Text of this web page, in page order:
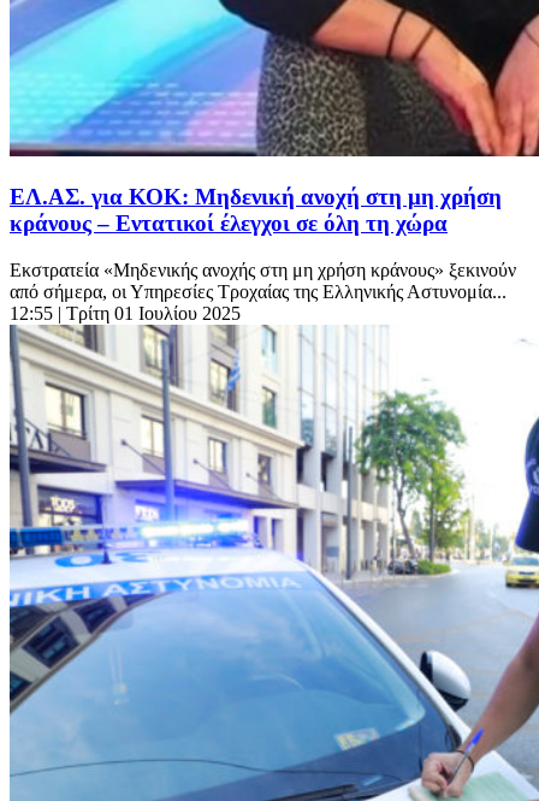
ΕΛ.ΑΣ. για ΚΟΚ: Μηδενική ανοχή στη μη χρήση
κράνους – Εντατικοί έλεγχοι σε όλη τη χώρα
Εκστρατεία «Μηδενικής ανοχής στη μη χρήση κράνους» ξεκινούν
από σήμερα, οι Υπηρεσίες Τροχαίας της Ελληνικής Αστυνομία...
12:55 | Τρίτη 01 Ιουλίου 2025